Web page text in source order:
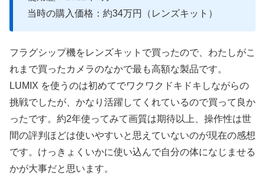
当時の購入価格：約34万円（レンズキット）
フラグシップ機をレンズキットで買ったので、わたしがこ
れまで買ったカメラのなかで最も高額な製品です。
LUMIX を使うのは初めてでワクワクドキドキしながらの
挑戦でしたが、かなり活躍してくれているので買って良か
ったです。約2年使ってみて画質は期待以上、操作性は世
間の評判ほどは使いやすいと思えていないのが現在の感想
です。けっきょくいかに使い込んで自分の体になじませる
かが大事だと思います。